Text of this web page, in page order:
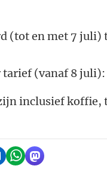
(tot en met 7 juli)
(vanaf 8 juli):
inclusief koffie,
via Bluesky
op LinkedIn
Delen via WhatsApp
Delen via